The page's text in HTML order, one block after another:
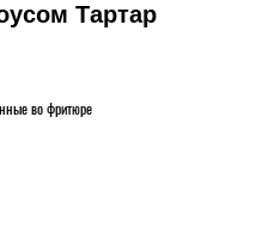
Тартар
во фритюре